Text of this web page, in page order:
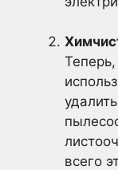
всего